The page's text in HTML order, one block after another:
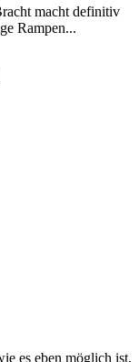
macht definitiv
Rampen...
es eben möglich ist,